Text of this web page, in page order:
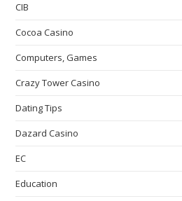
CIB
Cocoa Casino
Computers, Games
Crazy Tower Сasino
Dating Tips
Dazard Casino
EC
Education